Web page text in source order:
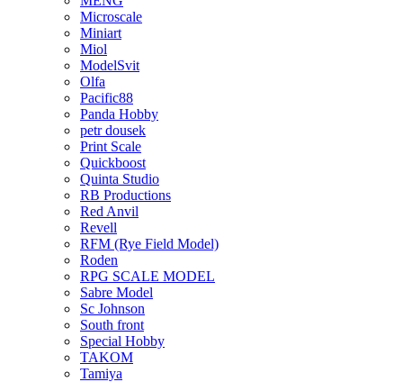
Microscale
Miniart
Miol
ModelSvit
Olfa
Pacific88
Panda Hobby
petr dousek
Print Scale
Quickboost
Quinta Studio
RB Productions
Red Anvil
Revell
RFM (Rye Field Model)
Roden
RPG SCALE MODEL
Sabre Model
Sc Johnson
South front
Special Hobby
TAKOM
Tamiya